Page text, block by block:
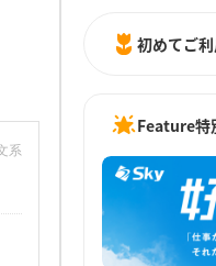
系
初めてご
Feature特